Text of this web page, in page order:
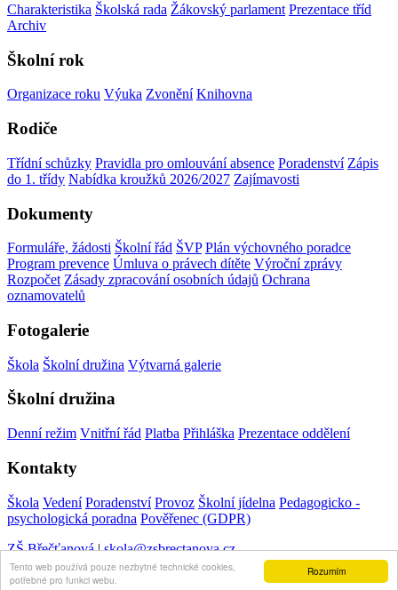
Rozumím
Tento web používá pouze nezbytné technické cookies,
potřebné pro funkci webu.
Charakteristika Školská rada Žákovský parlament Prezentace tříd
Archiv
Školní rok
Organizace roku Výuka Zvonění Knihovna
Rodiče
Třídní schůzky Pravidla pro omlouvání absence Poradenství Zápis
do 1. třídy Nabídka kroužků 2026/2027 Zajímavosti
Dokumenty
Formuláře, žádosti Školní řád ŠVP Plán výchovného poradce
Program prevence Úmluva o právech dítěte Výroční zprávy
Rozpočet Zásady zpracování osobních údajů Ochrana
oznamovatelů
Fotogalerie
Škola Školní družina Výtvarná galerie
Školní družina
Denní režim Vnitřní řád Platba Přihláška Prezentace oddělení
Kontakty
Škola Vedení Poradenství Provoz Školní jídelna Pedagogicko -
psychologická poradna Pověřenec (GDPR)
ZŠ Břečťanová|skola@zsbrectanova.cz